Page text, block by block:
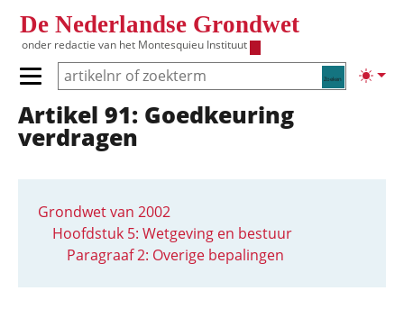
De Nederlandse Grondwet
onder redactie van het Montesquieu Instituut
Zoeken
Primair menu tonen/verbergen
Hoofdnavigatie
Artikel 91: Goedkeuring
verdragen
Grondwet van 2002
Hoofdstuk 5: Wetgeving en bestuur
Paragraaf 2: Overige bepalingen